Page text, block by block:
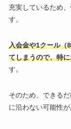
充実しているため
す。
入会金や1クール（
てしまうので、特
す。
そのため、できる
に沿わない可能性が